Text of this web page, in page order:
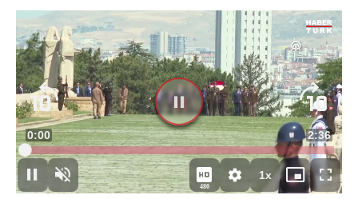
DuraklatSesi
Aç
Süre
0:00 Toplam
Süre
2:36
480
Yüklendi:
1.62%
1xOynatma
Hızı
Mini
oynatıcı
Tam
Ekran